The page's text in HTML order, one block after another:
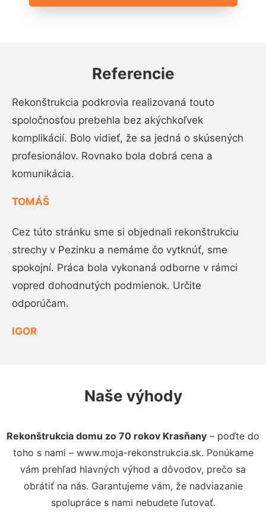
Referencie
Rekonštrukcia podkrovia realizovaná touto
spoločnosťou prebehla bez akýchkoľvek
komplikácií. Bolo vidieť, že sa jedná o skúsených
profesionálov. Rovnako bola dobrá cena a
komunikácia.
TOMÁŠ
Cez túto stránku sme si objednali rekonštrukciu
strechy v Pezinku a nemáme čo vytknúť, sme
spokojní. Práca bola vykonaná odborne v rámci
vopred dohodnutých podmienok. Určite
odporúčam.
IGOR
Naše výhody
Rekonštrukcia domu zo 70 rokov Krasňany – poďte do
toho s nami – www.moja-rekonstrukcia.sk. Ponúkame
vám prehľad hlavných výhod a dôvodov, prečo sa
obrátiť na nás. Garantujeme vám, že nadviazanie
spolupráce s nami nebudete ľutovať.